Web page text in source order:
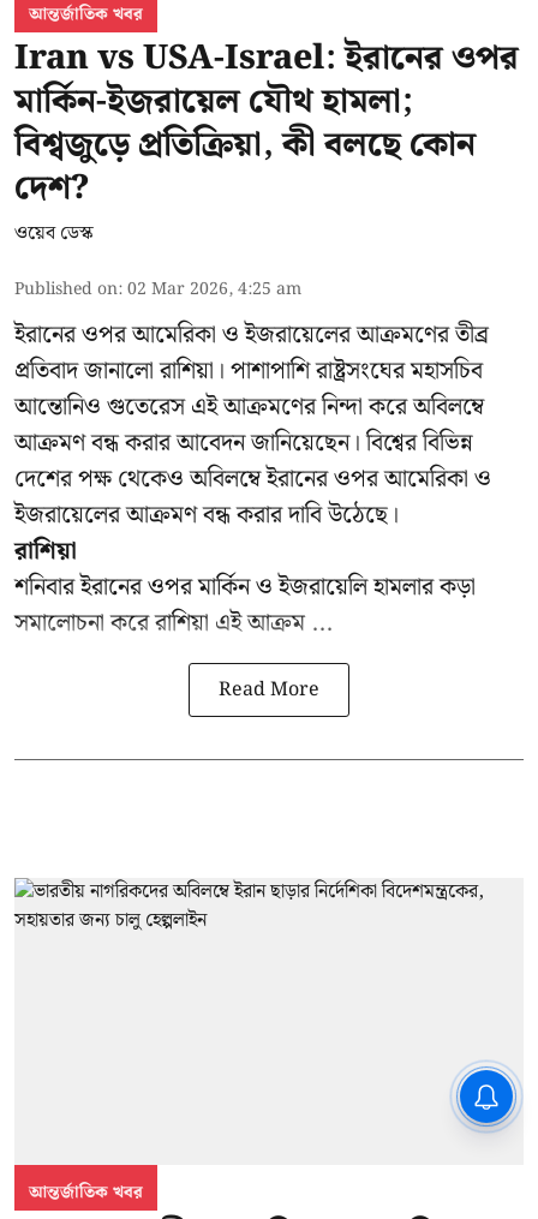
আন্তর্জাতিক খবর
Iran vs USA-Israel: ইরানের ওপর
মার্কিন-ইজরায়েল যৌথ হামলা;
বিশ্বজুড়ে প্রতিক্রিয়া, কী বলছে কোন
দেশ?
ওয়েব ডেস্ক
Published on:02 Mar 2026, 4:25 am
ইরানের ওপর আমেরিকা ও ইজরায়েলের আক্রমণের তীব্র
প্রতিবাদ জানালো রাশিয়া। পাশাপাশি রাষ্ট্রসংঘের মহাসচিব
আন্তোনিও গুতেরেস এই আক্রমণের নিন্দা করে অবিলম্বে
আক্রমণ বন্ধ করার আবেদন জানিয়েছেন। বিশ্বের বিভিন্ন
দেশের পক্ষ থেকেও অবিলম্বে ইরানের ওপর আমেরিকা ও
ইজরায়েলের আক্রমণ বন্ধ করার দাবি উঠেছে।
রাশিয়া
শনিবার ইরানের ওপর মার্কিন ও ইজরায়েলি হামলার কড়া
সমালোচনা করে রাশিয়া এই আক্রম ...
Read More
আন্তর্জাতিক খবর